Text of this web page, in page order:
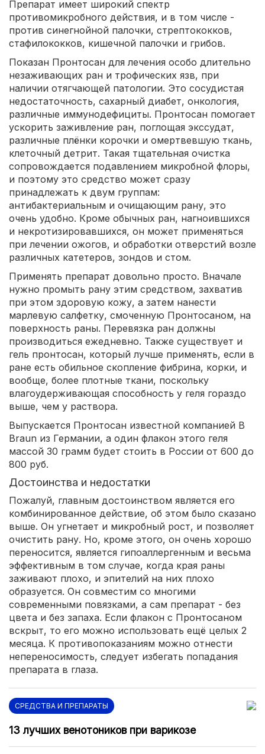
Препарат имеет широкий спектр
противомикробного действия, и в том числе -
против синегнойной палочки, стрептококков,
стафилококков, кишечной палочки и грибов.
Показан Пронтосан для лечения особо длительно
незаживающих ран и трофических язв, при
наличии отягчающей патологии. Это сосудистая
недостаточность, сахарный диабет, онкология,
различные иммунодефициты. Пронтосан помогает
ускорить заживление ран, поглощая экссудат,
различные плёнки корочки и омертвевшую ткань,
клеточный детрит. Такая тщательная очистка
сопровождается подавлением микробной флоры,
и поэтому это средство может сразу
принадлежать к двум группам:
антибактериальным и очищающим рану, это
очень удобно. Кроме обычных ран, нагноившихся
и некротизировавшихся, он может применяться
при лечении ожогов, и обработки отверстий возле
различных катетеров, зондов и стом.
Применять препарат довольно просто. Вначале
нужно промыть рану этим средством, захватив
при этом здоровую кожу, а затем нанести
марлевую салфетку, смоченную Пронтосаном, на
поверхность раны. Перевязка ран должны
производиться ежедневно. Также существует и
гель пронтосан, который лучше применять, если в
ране есть обильное скопление фибрина, корки, и
вообще, более плотные ткани, поскольку
влагоудерживающая способность у геля гораздо
выше, чем у раствора.
Выпускается Пронтосан известной компанией B
Braun из Германии, а один флакон этого геля
массой 30 грамм будет стоить в России от 600 до
800 руб.
Достоинства и недостатки
Пожалуй, главным достоинством является его
комбинированное действие, об этом было сказано
выше. Он угнетает и микробный рост, и позволяет
очистить рану. Но, кроме этого, он очень хорошо
переносится, является гипоаллергенным и весьма
эффективным в том случае, когда края раны
заживают плохо, и эпителий на них плохо
образуется. Он совместим со многими
современными повязками, а сам препарат - без
цвета и без запаха. Если флакон с Пронтосаном
вскрыт, то его можно использовать ещё целых 2
месяца. К противопоказаниям можно отнести
непереносимость, следует избегать попадания
препарата в глаза.
СРЕДСТВА И ПРЕПАРАТЫ
13 лучших венотоников при варикозе